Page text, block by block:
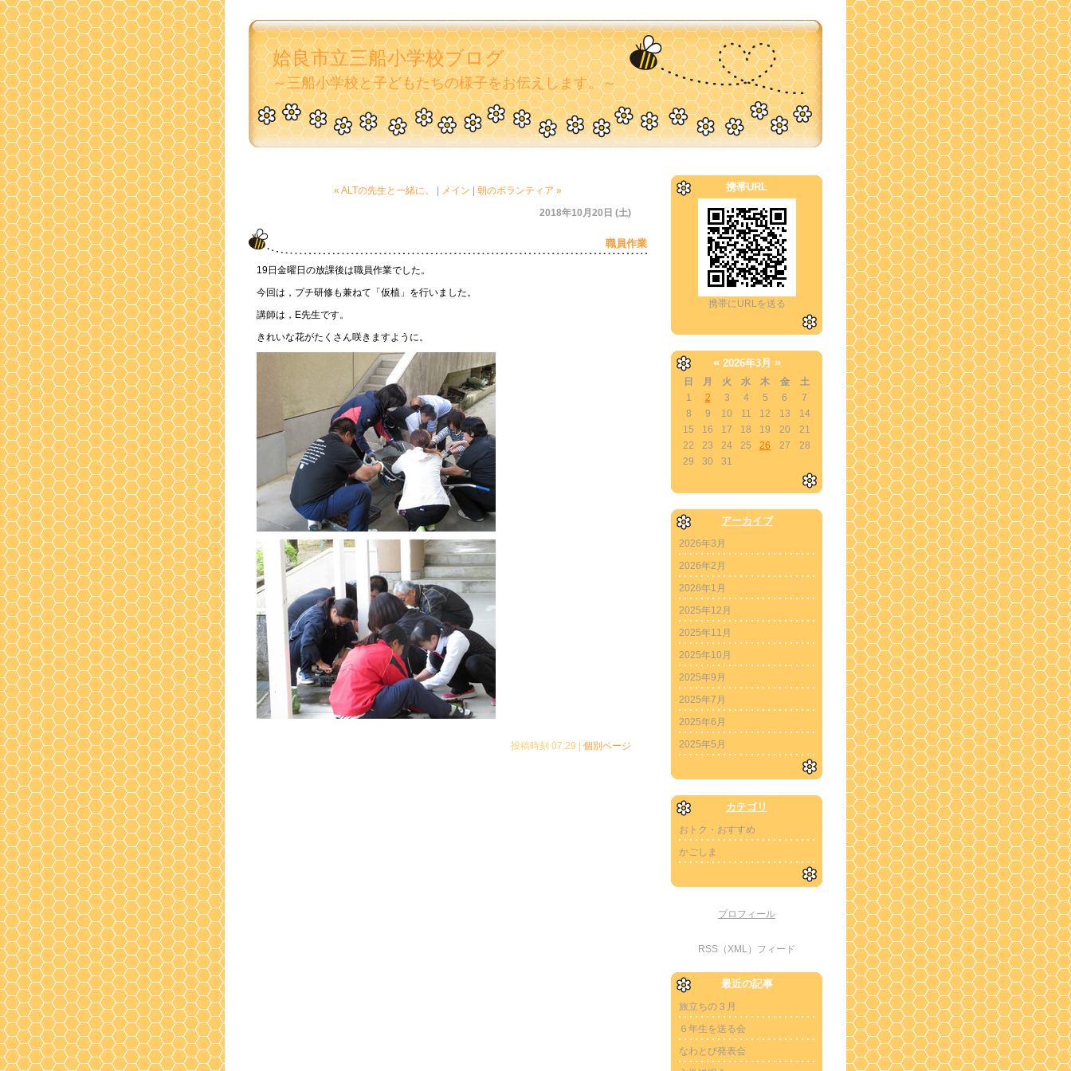
姶良市立三船小学校ブログ
～三船小学校と子どもたちの様子をお伝えします。～
« ALTの先生と一緒に。 メイン
朝のボランティア »
2018年10月20日 (土)
職員作業
19日金曜日の放課後は職員作業でした。
今回は，プチ研修も兼ねて「仮植」を行いました。
講師は，E先生です。
きれいな花がたくさん咲きますように。
投稿時刻 07:29 個別ページ
携帯URL
携帯にURLを送る
« 2026年3月 »
日 月 火 水 木 金
土
1
2 3 4 5 6
7
8
9 10 11 12 13
14
15
16 17 18 19 20
21
22
23 24 25 26 27
28
29
30 31
アーカイブ
2026年3月
2026年2月
2026年1月
2025年12月
2025年11月
2025年10月
2025年9月
2025年7月
2025年6月
2025年5月
カテゴリ
おトク・おすすめ
かごしま
プロフィール
RSS（XML）フィード
最近の記事
旅立ちの３月
６年生を送る会
なわとび発表会